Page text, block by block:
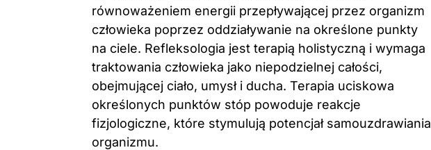
równoważeniem energii przepływającej przez organizm
człowieka poprzez oddziaływanie na określone punkty
na ciele. Refleksologia jest terapią holistyczną i wymaga
traktowania człowieka jako niepodzielnej całości,
obejmującej ciało, umysł i ducha. Terapia uciskowa
określonych punktów stóp powoduje reakcje
fizjologiczne, które stymulują potencjał samouzdrawiania
organizmu.